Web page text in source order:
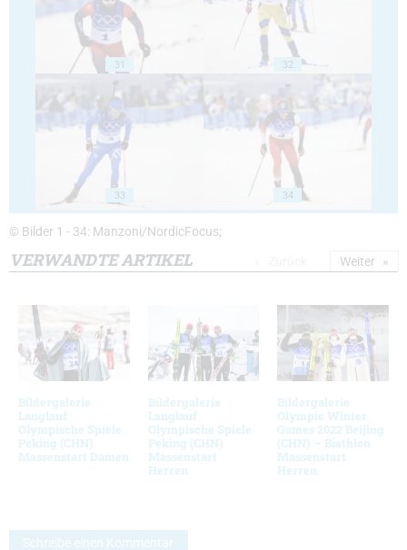
31 32
33 34
© Bilder 1 - 34: Manzoni/NordicFocus;
VERWANDTE ARTIKEL
Bildergalerie
Langlauf
Olympische Spiele
Peking (CHN)
Massenstart Damen
Bildergalerie
Langlauf
Olympische Spiele
Peking (CHN)
Massenstart
Herren
Bildergalerie
Olympic Winter
Games 2022 Beijing
(CHN) – Biathlon
Massenstart
Herren
Weiter
Schreibe einen Kommentar